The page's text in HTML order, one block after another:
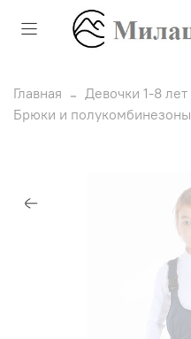
Главная Девочки 1-8 лет
Брюки и полукомбинезоны